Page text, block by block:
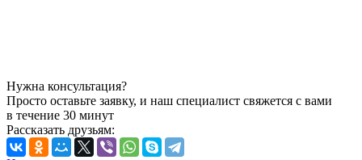
Нужна консультация?
Просто оставьте заявку, и наш специалист свяжется с вами
в течение 30 минут
Рассказать друзьям: